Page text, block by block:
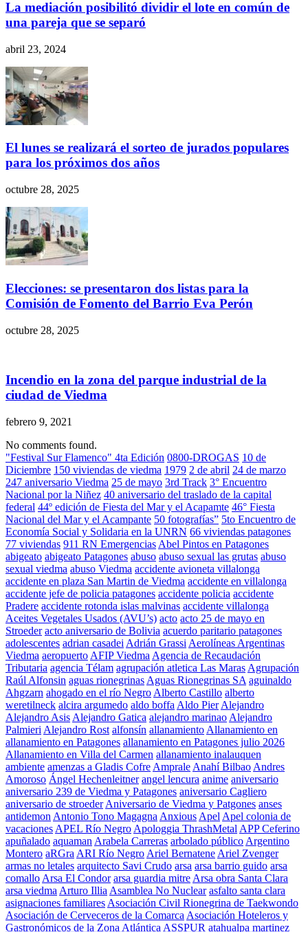
La mediación posibilitó dividir el lote en común de
una pareja que se separó
abril 23, 2024
El lunes se realizará el sorteo de jurados populares
para los próximos dos años
octubre 28, 2025
Elecciones: se presentaron dos listas para la
Comisión de Fomento del Barrio Eva Perón
octubre 28, 2025
Incendio en la zona del parque industrial de la
ciudad de Viedma
febrero 9, 2021
No comments found.
"Festival Sur Flamenco" 4ta Edición 0800-DROGAS 10 de
Diciembre 150 viviendas de viedma 1979 2 de abril 24 de marzo
247 aniversario Viedma 25 de mayo 3rd Track 3° Encuentro
Nacional por la Niñez 40 aniversario del traslado de la capital
federal 44º edición de Fiesta del Mar y el Acapamte 46° Fiesta
Nacional del Mar y el Acampante 50 fotografías” 5to Encuentro de
Economía Social y Solidaria en la UNRN 66 viviendas patagones
77 viviendas 911 RN Emergencias Abel Pintos en Patagones
abigeato abigeato Patagones abuso abuso sexual las grutas abuso
sexual viedma abuso Viedma accidente avioneta villalonga
accidente en plaza San Martin de Viedma accidente en villalonga
accidente jefe de policia patagones accidente policia accidente
Pradere accidente rotonda islas malvinas accidente villalonga
Aceites Vegetales Usados (AVU’s) acto acto 25 de mayo en
Stroeder acto aniversario de Bolivia acuerdo paritario patagones
adolescentes adrian casadei Adrián Grassi Aerolíneas Argentinas
Viedma aeropuerto AFIP Viedma Agencia de Recaudación
Tributaria agencia Télam agrupación atletica Las Maras Agrupación
Raúl Alfonsin aguas rionegrinas Aguas Rionegrinas SA aguinaldo
Ahgzarn ahogado en el río Negro Alberto Castillo alberto
weretilneck alcira argumedo aldo boffa Aldo Pier Alejandro
Alejandro Asis Alejandro Gatica alejandro marinao Alejandro
Palmieri Alejandro Rost alfonsín allanamiento Allanamiento en
allanamiento en Patagones allanamiento en Patagones julio 2026
Allanamiento en Villa del Carmen allanamiento inalauquen
ambiente amenzas a Gladis Cofre Amprale Anahí Bilbao Andres
Amoroso Ángel Hechenleitner angel lencura anime aniversario
aniversario 239 de Viedma y Patagones aniversario Cagliero
aniversario de stroeder Aniversario de Viedma y Patgones anses
antidemon Antonio Tono Magagna Anxious Apel Apel colonia de
vacaciones APEL Río Negro Apologgia ThrashMetal APP Ceferino
apuñalado aquaman Arabela Carreras arbolado público Argentino
Montero aRGra ARI Río Negro Ariel Bernatene Ariel Zvenger
armas no letales arquitecto Savi Crudo arsa arsa barrio guido arsa
comallo Arsa El Condor arsa guardia mitre Arsa obra Santa Clara
arsa viedma Arturo Illia Asamblea No Nuclear asfalto santa clara
asignaciones familiares Asociación Civil Rionegrina de Taekwondo
Asociación de Cerveceros de la Comarca Asociación Hoteleros y
Gastronómicos de la Zona Atlántica ASSPUR atahualpa martinez